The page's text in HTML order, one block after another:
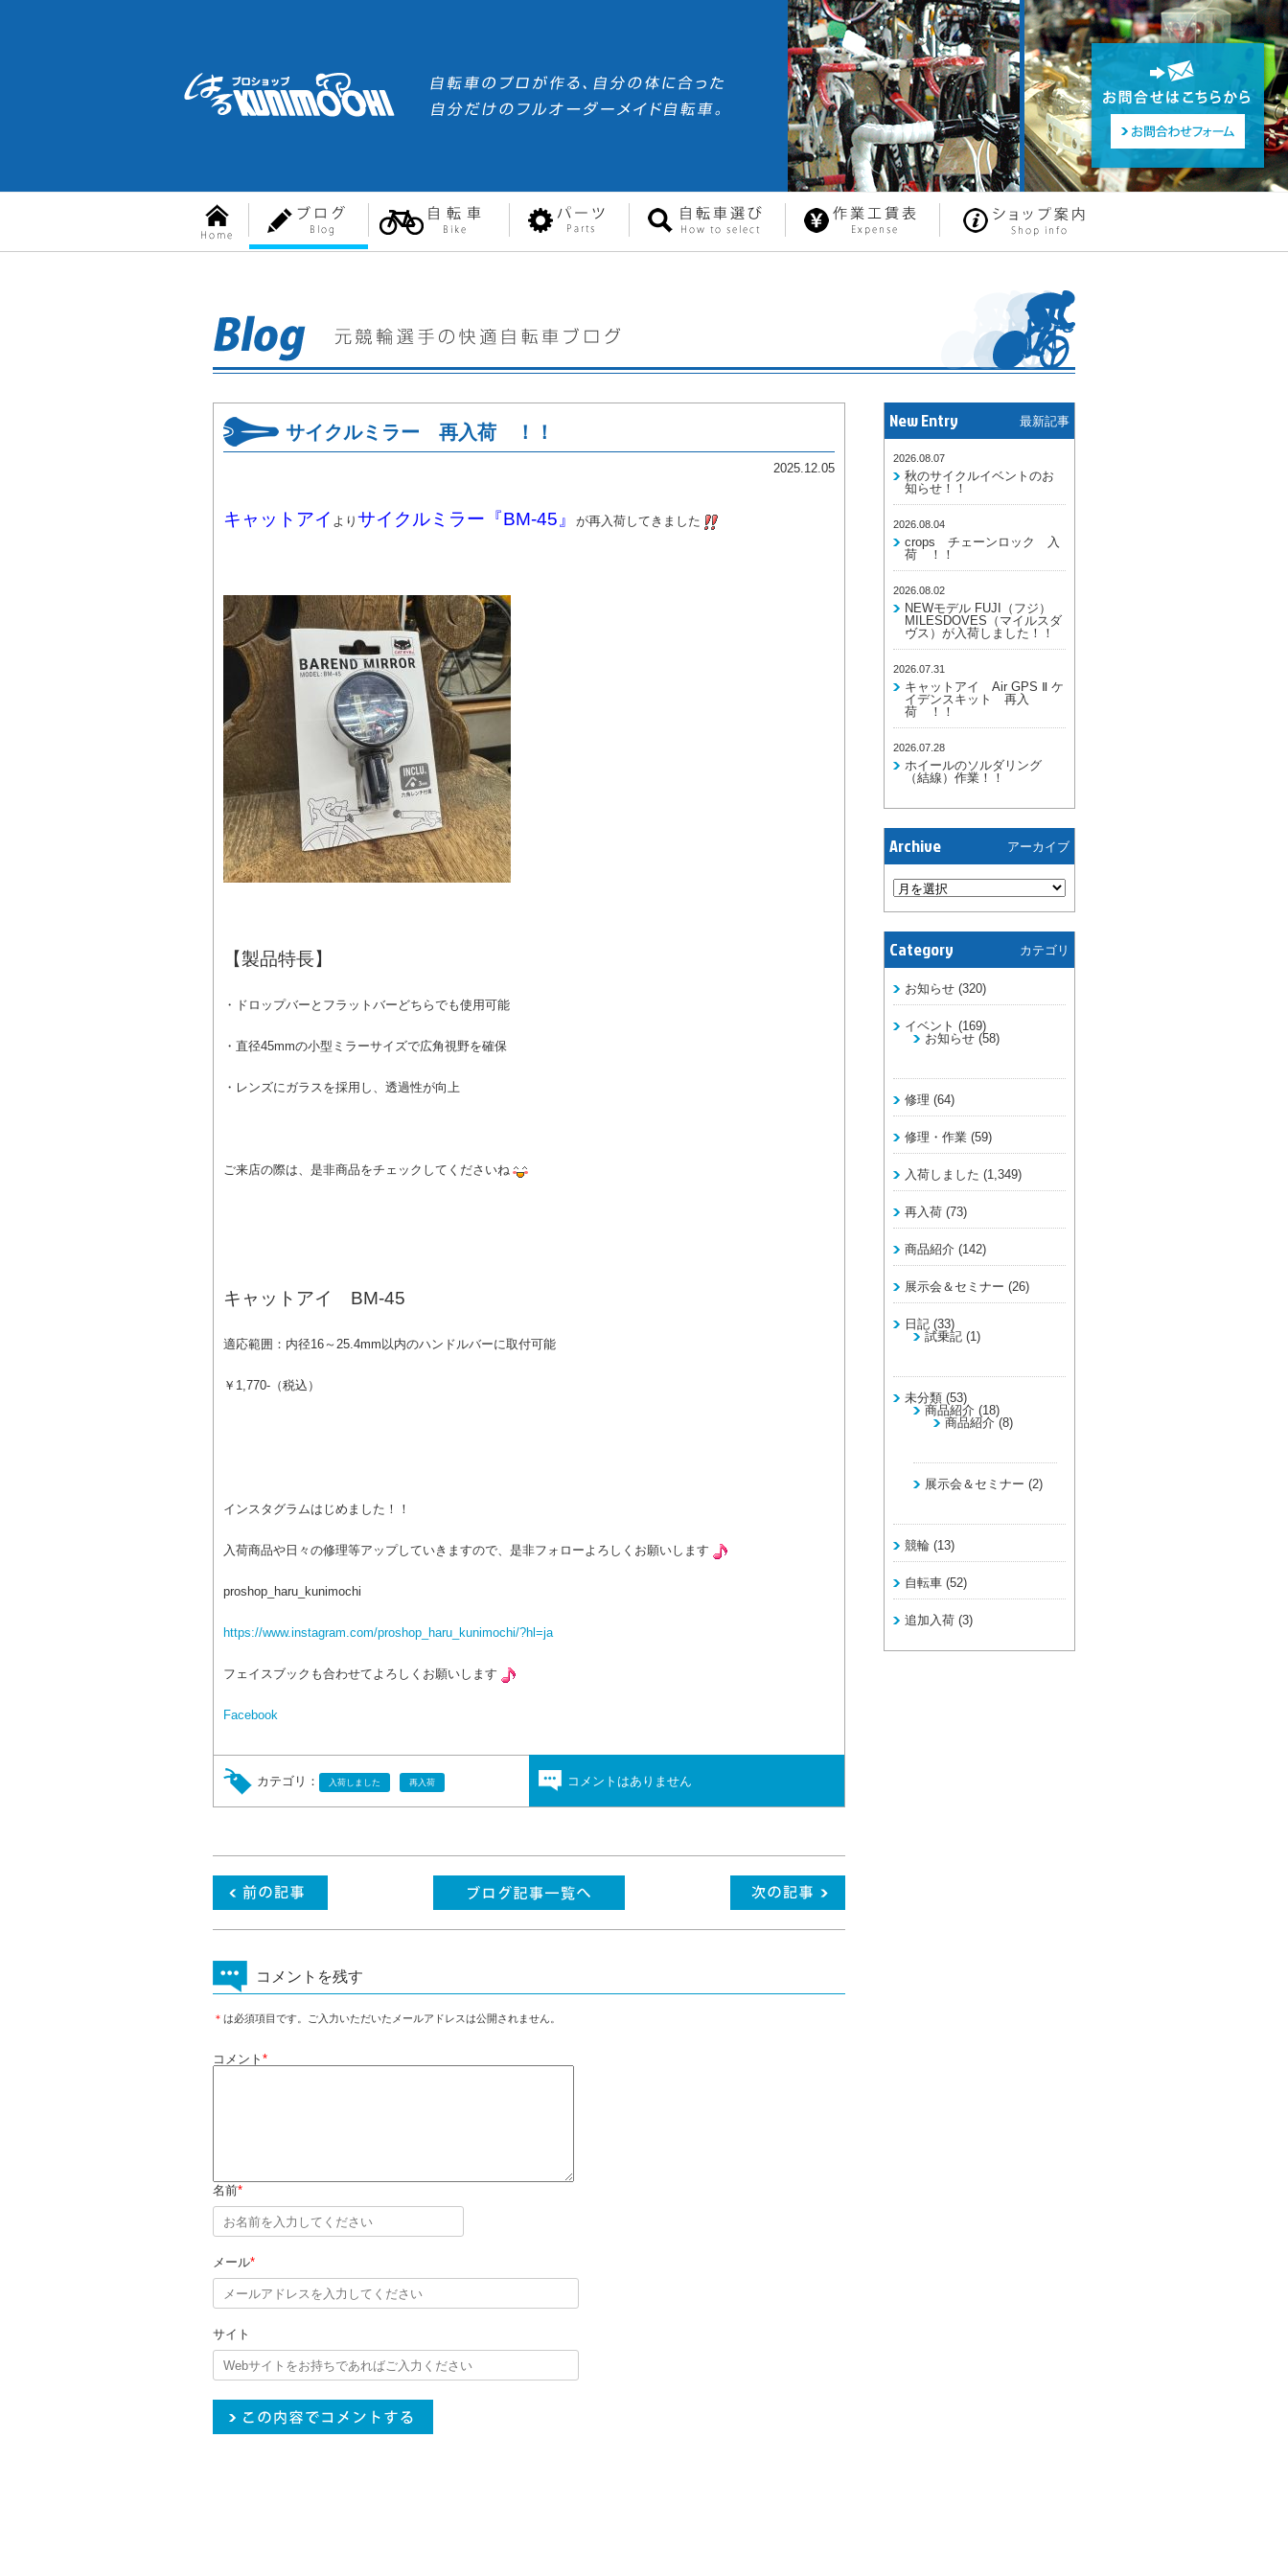
サイクルミラー 再入荷 ！！
2025.12.05
キャットアイ より サイクルミラー『BM-45』 が再入荷してきました
【製品特長】
・ドロップバーとフラットバーどちらでも使用可能
・直径45mmの小型ミラーサイズで広角視野を確保
・レンズにガラスを採用し、透過性が向上
ご来店の際は、是非商品をチェックしてくださいね
キャットアイ BM-45
適応範囲：内径16～25.4mm以内のハンドルバーに取付可能
￥1,770-（税込）
インスタグラムはじめました！！
入荷商品や日々の修理等アップしていきますので、是非フォローよろしくお願いします
proshop_haru_kunimochi
https://www.instagram.com/proshop_haru_kunimochi/?hl=ja
フェイスブックも合わせてよろしくお願いします
Facebook
カテゴリ： 入荷しました 再入荷 コメントはありません
コメントを残す
＊ は必須項目です。ご入力いただいたメールアドレスは公開されません。
コメント *
名前*
メール*
サイト
New Entry 最新記事
2026.08.07
秋のサイクルイベントのお
知らせ！！
2026.08.04
crops チェーンロック 入
荷 ！！
2026.08.02
NEWモデル FUJI（フジ）
MILESDOVES（マイルスダ
ヴス）が入荷しました！！
2026.07.31
キャットアイ Air GPS Ⅱ ケ
イデンスキット 再入
荷 ！！
2026.07.28
ホイールのソルダリング
（結線）作業！！
Archive アーカイブ
Category カテゴリ
お知らせ (320)
イベント (169)
お知らせ (58)
修理 (64)
修理・作業 (59)
入荷しました (1,349)
再入荷 (73)
商品紹介 (142)
展示会＆セミナー (26)
日記 (33)
試乗記 (1)
未分類 (53)
商品紹介 (18)
商品紹介 (8)
展示会＆セミナー (2)
競輪 (13)
自転車 (52)
追加入荷 (3)